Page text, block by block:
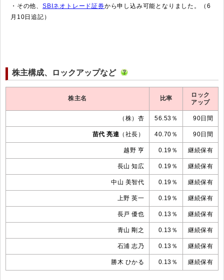
・その他、 SBIネオトレード証券から申し込み可能となりました。（6
月10日追記）
株主構成、ロックアップなど
株主名 比率
ロック
アップ
（株）杏 56.53％ 90日間
苗代 亮達 （社長） 40.70％ 90日間
越野 亨 0.19％ 継続保有
長山 知広 0.19％ 継続保有
中山 美智代 0.19％ 継続保有
上野 英一 0.19％ 継続保有
長戸 優也 0.13％ 継続保有
青山 剛之 0.13％ 継続保有
石浦 志乃 0.13％ 継続保有
勝木 ひかる 0.13％ 継続保有